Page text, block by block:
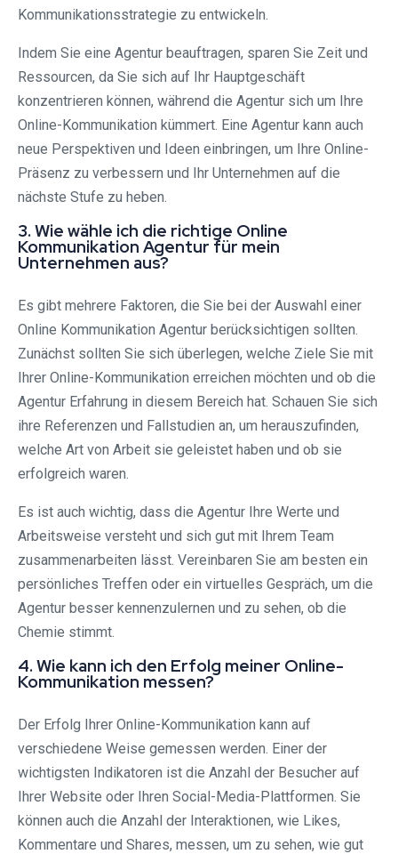
Kommunikationsstrategie zu entwickeln.
Indem Sie eine Agentur beauftragen, sparen Sie Zeit und
Ressourcen, da Sie sich auf Ihr Hauptgeschäft
konzentrieren können, während die Agentur sich um Ihre
Online-Kommunikation kümmert. Eine Agentur kann auch
neue Perspektiven und Ideen einbringen, um Ihre Online-
Präsenz zu verbessern und Ihr Unternehmen auf die
nächste Stufe zu heben.
3. Wie wähle ich die richtige Online
Kommunikation Agentur für mein
Unternehmen aus?
Es gibt mehrere Faktoren, die Sie bei der Auswahl einer
Online Kommunikation Agentur berücksichtigen sollten.
Zunächst sollten Sie sich überlegen, welche Ziele Sie mit
Ihrer Online-Kommunikation erreichen möchten und ob die
Agentur Erfahrung in diesem Bereich hat. Schauen Sie sich
ihre Referenzen und Fallstudien an, um herauszufinden,
welche Art von Arbeit sie geleistet haben und ob sie
erfolgreich waren.
Es ist auch wichtig, dass die Agentur Ihre Werte und
Arbeitsweise versteht und sich gut mit Ihrem Team
zusammenarbeiten lässt. Vereinbaren Sie am besten ein
persönliches Treffen oder ein virtuelles Gespräch, um die
Agentur besser kennenzulernen und zu sehen, ob die
Chemie stimmt.
4. Wie kann ich den Erfolg meiner Online-
Kommunikation messen?
Der Erfolg Ihrer Online-Kommunikation kann auf
verschiedene Weise gemessen werden. Einer der
wichtigsten Indikatoren ist die Anzahl der Besucher auf
Ihrer Website oder Ihren Social-Media-Plattformen. Sie
können auch die Anzahl der Interaktionen, wie Likes,
Kommentare und Shares, messen, um zu sehen, wie gut